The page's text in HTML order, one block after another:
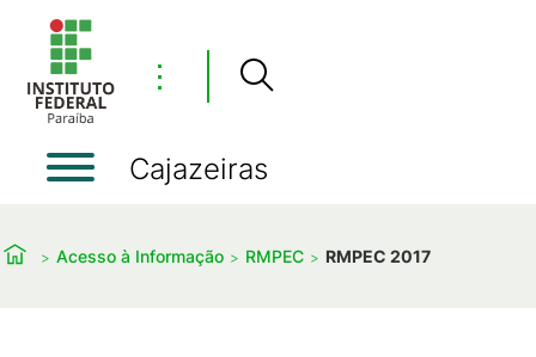
⋮
Cajazeiras
Acesso à Informação RMPEC RMPEC 2017